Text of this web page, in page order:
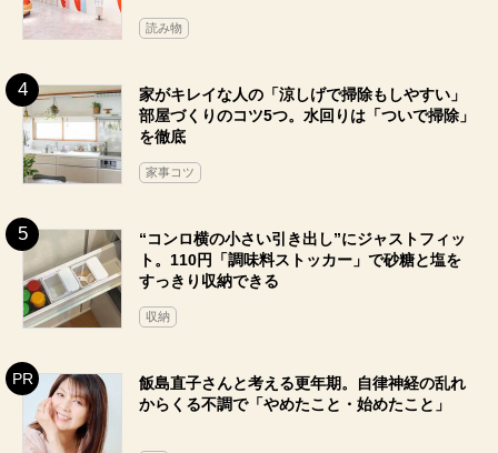
読み物
家がキレイな人の「涼しげで掃除もしやすい」
部屋づくりのコツ5つ。水回りは「ついで掃除」
を徹底
家事コツ
“コンロ横の小さい引き出し”にジャストフィッ
ト。110円「調味料ストッカー」で砂糖と塩を
すっきり収納できる
収納
飯島直子さんと考える更年期。自律神経の乱れ
からくる不調で「やめたこと・始めたこと」